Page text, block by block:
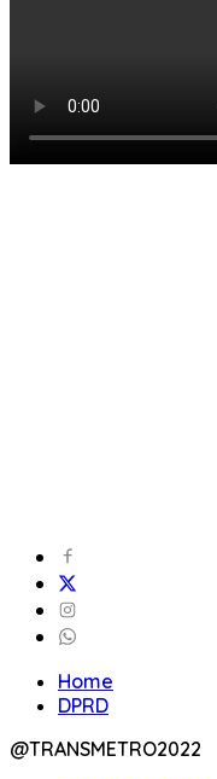
Home
DPRD
@TRANSMETRO2022